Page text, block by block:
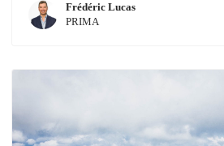
Frédéric Lucas
PRIMA